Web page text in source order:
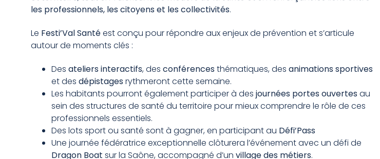
les professionnels, les citoyens et les collectivités.
Le Festi’Val Santéest conçu pour répondre aux enjeux de prévention et s’articule
autour de moments clés :
Des ateliers interactifs, des conférencesthématiques, des animations sportives
et des dépistagesrythmeront cette semaine.
Les habitants pourront également participer à des journées portes ouvertesau
sein des structures de santé du territoire pour mieux comprendre le rôle de ces
professionnels essentiels.
Des lots sport ou santé sont à gagner, en participant au Défi’Pass
Une journée fédératrice exceptionnelle clôturera l’événement avec un défi de
Dragon Boat sur la Saône, accompagné d’un village des métiers.